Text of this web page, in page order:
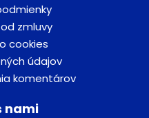
zmluvy
cookies
údajov
komentárov
nami